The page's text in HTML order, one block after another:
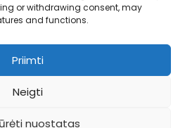
or withdrawing consent, may
and functions.
Priimti
Neigti
nuostatas
© Bodyfoodas.lt 2026